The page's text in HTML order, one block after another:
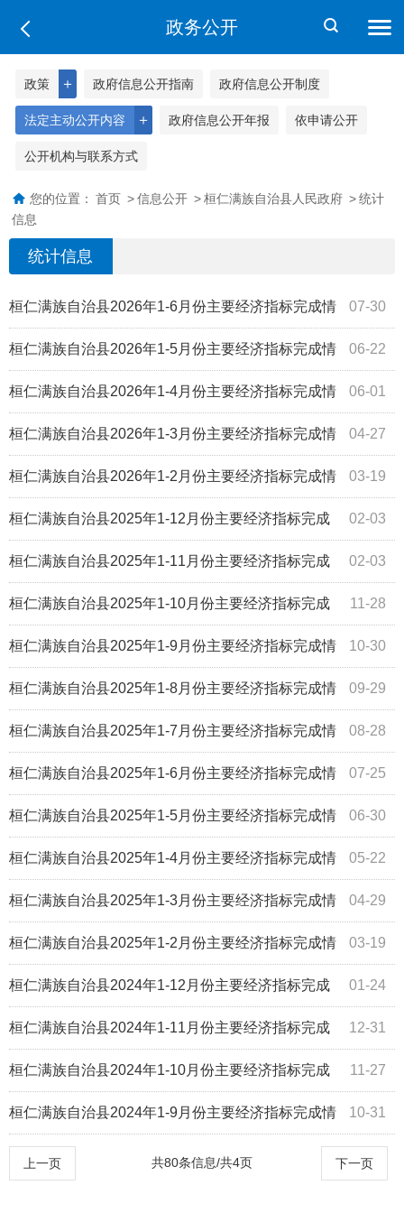
政务公开
＋
政策 政府信息公开指南 政府信息公开制度
＋
法定主动公开内容 政府信息公开年报 依申请公开
公开机构与联系方式
您的位置： 首页 > 信息公开 > 桓仁满族自治县人民政府 > 统计
信息
统计信息
07-30
桓仁满族自治县2026年1-6月份主要经济指标完成情
况 06-22
桓仁满族自治县2026年1-5月份主要经济指标完成情
况 06-01
桓仁满族自治县2026年1-4月份主要经济指标完成情
况 04-27
桓仁满族自治县2026年1-3月份主要经济指标完成情
况 03-19
桓仁满族自治县2026年1-2月份主要经济指标完成情
况 02-03
桓仁满族自治县2025年1-12月份主要经济指标完成
情况 02-03
桓仁满族自治县2025年1-11月份主要经济指标完成
情况 11-28
桓仁满族自治县2025年1-10月份主要经济指标完成
情况 10-30
桓仁满族自治县2025年1-9月份主要经济指标完成情
况 09-29
桓仁满族自治县2025年1-8月份主要经济指标完成情
况 08-28
桓仁满族自治县2025年1-7月份主要经济指标完成情
况 07-25
桓仁满族自治县2025年1-6月份主要经济指标完成情
况 06-30
桓仁满族自治县2025年1-5月份主要经济指标完成情
况 05-22
桓仁满族自治县2025年1-4月份主要经济指标完成情
况 04-29
桓仁满族自治县2025年1-3月份主要经济指标完成情
况 03-19
桓仁满族自治县2025年1-2月份主要经济指标完成情
况 01-24
桓仁满族自治县2024年1-12月份主要经济指标完成
情况 12-31
桓仁满族自治县2024年1-11月份主要经济指标完成
情况 11-27
桓仁满族自治县2024年1-10月份主要经济指标完成
情况 10-31
桓仁满族自治县2024年1-9月份主要经济指标完成情
上一页 下一页
共80条信息/共4页